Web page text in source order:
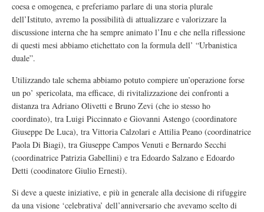
coesa e omogenea, e preferiamo parlare di una storia plurale
dell’Istituto, avremo la possibilità di attualizzare e valorizzare la
discussione interna che ha sempre animato l’Inu e che nella riflessione
di questi mesi abbiamo etichettato con la formula dell’ “Urbanistica
duale”.
Utilizzando tale schema abbiamo potuto compiere un’operazione forse
un po’ spericolata, ma efficace, di rivitalizzazione dei confronti a
distanza tra Adriano Olivetti e Bruno Zevi (che io stesso ho
coordinato), tra Luigi Piccinnato e Giovanni Astengo (coordinatore
Giuseppe De Luca), tra Vittoria Calzolari e Attilia Peano (coordinatrice
Paola Di Biagi), tra Giuseppe Campos Venuti e Bernardo Secchi
(coordinatrice Patrizia Gabellini) e tra Edoardo Salzano e Edoardo
Detti (coodinatore Giulio Ernesti).
Si deve a queste iniziative, e più in generale alla decisione di rifuggire
da una visione ‘celebrativa’ dell’anniversario che avevamo scelto di